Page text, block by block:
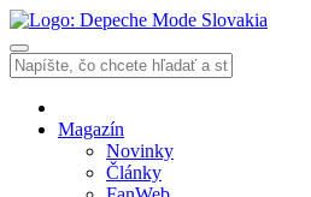
Magazín
Novinky
Články